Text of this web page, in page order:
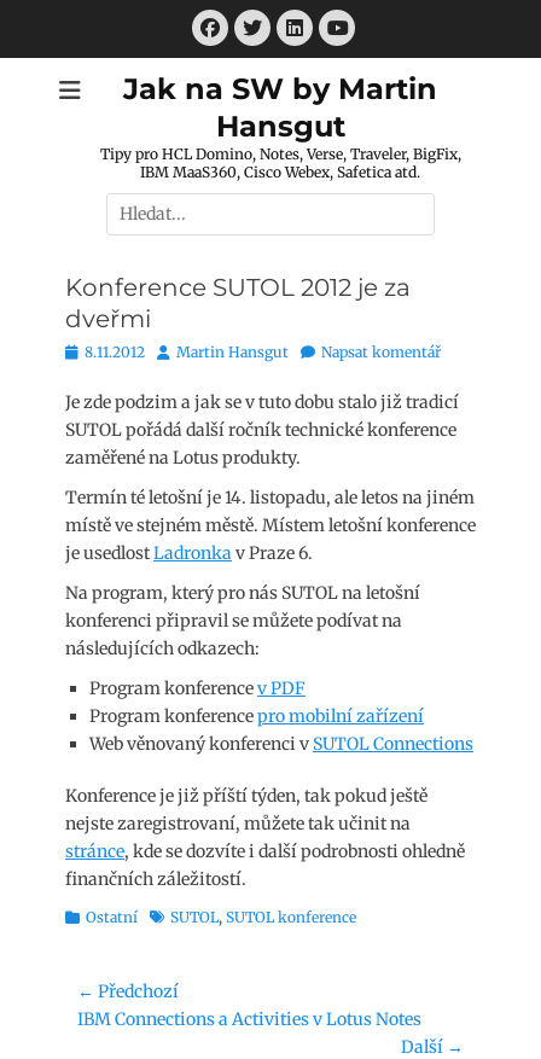
Facebook
Twitter
LinkedIn
Youtube
Jak na SW by Martin
Hansgut
Tipy pro HCL Domino, Notes, Verse, Traveler, BigFix,
IBM MaaS360, Cisco Webex, Safetica atd.
Hledat:
Konference SUTOL 2012 je za
dveřmi
Publikováno
8.11.2012 AutorMartin Hansgut Napsat komentář
Je zde podzim a jak se v tuto dobu stalo již tradicí
SUTOL pořádá další ročník technické konference
zaměřené na Lotus produkty.
Termín té letošní je 14. listopadu, ale letos na jiném
místě ve stejném městě. Místem letošní konference
je usedlostLadronkav Praze 6.
Na program, který pro nás SUTOL na letošní
konferenci připravil se můžete podívat na
následujících odkazech:
Program konferencev PDF
Program konferencepro mobilní zařízení
Web věnovaný konferenci v SUTOL Connections
Konference je již příští týden, tak pokud ještě
nejste zaregistrovaní, můžete tak učinit na
stránce, kde se dozvíte i další podrobnosti ohledně
finančních záležitostí.
Rubriky
Ostatní ŠtítkySUTOL, SUTOL konference
Navigace
pro
← Předchozí
Předchozí
IBM Connections a Activities v Lotus Notes
Další →